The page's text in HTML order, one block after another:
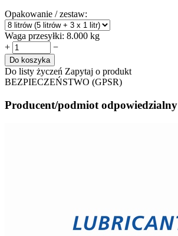
Opakowanie / zestaw:
Waga przesyłki: 8.000 kg
+
−
Do koszyka
Do listy życzeń Zapytaj o produkt
BEZPIECZEŃSTWO (GPSR)
Producent/podmiot odpowiedzialny